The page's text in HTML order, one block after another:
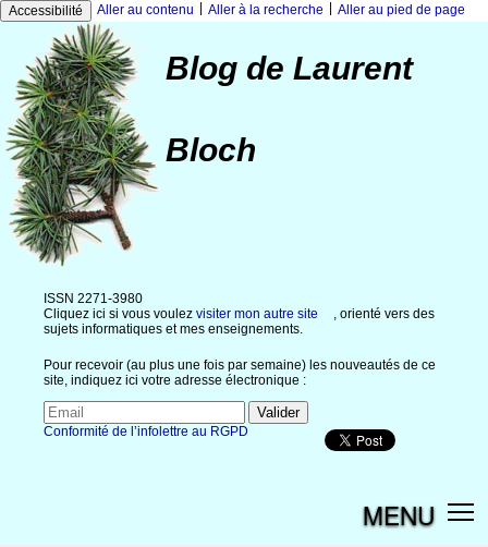
Accessibilité Aller au contenu Aller à la recherche Aller au pied de page
Blog de Laurent
Bloch
ISSN 2271-3980
Cliquez ici si vous voulez visiter mon autre site
, orienté vers des
sujets informatiques et mes enseignements.
Pour recevoir (au plus une fois par semaine) les nouveautés de ce
site, indiquez ici votre adresse électronique :
Conformité de l’infolettre au RGPD
MENU